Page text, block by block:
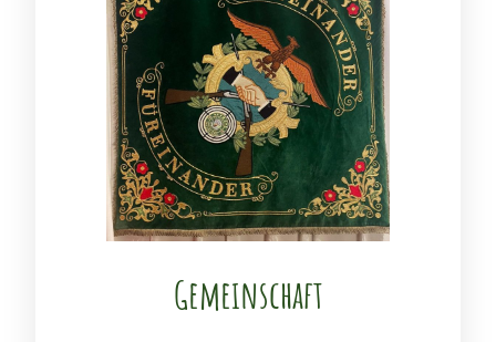
Gemeinschaft